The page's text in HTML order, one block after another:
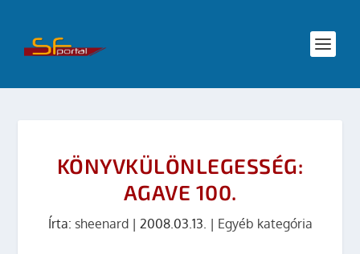
KÖNYVKÜLÖNLEGESSÉG:
AGAVE 100.
Írta: sheenard| 2008.03.13. | Egyéb kategória